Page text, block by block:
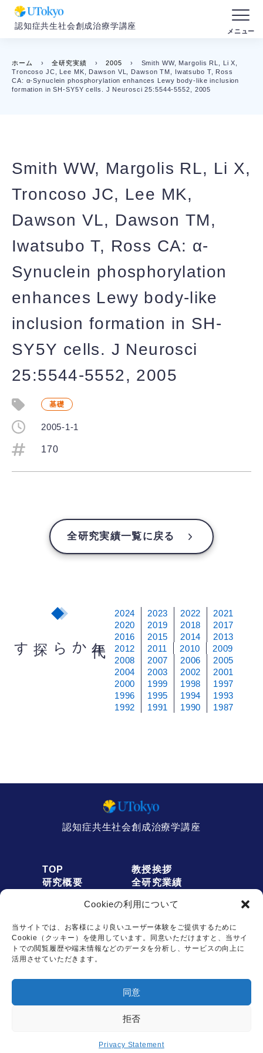
Cookieの利用について
当サイトでは、お客様により良いユーザー体験をご提供するために
Cookie（クッキー）を使用しています。同意いただけますと、当サイ
トでの閲覧履歴や端末情報などのデータを分析し、サービスの向上に
活用させていただきます。
同意
拒否
Privacy Statement
認知症共生社会創成治療学講座
ホーム › 全研究実績 › 2005 ›
Smith WW, Margolis RL, Li X,
Troncoso JC, Lee MK, Dawson VL, Dawson TM, Iwatsubo T, Ross
CA: α-Synuclein phosphorylation enhances Lewy body-like inclusion
formation in SH-SY5Y cells. J Neurosci 25:5544-5552, 2005
Smith WW, Margolis RL, Li X,
Troncoso JC, Lee MK,
Dawson VL, Dawson TM,
Iwatsubo T, Ross CA: α-
Synuclein phosphorylation
enhances Lewy body-like
inclusion formation in SH-
SY5Y cells. J Neurosci
25:5544-5552, 2005
基礎
2005-1-1
170
全研究実績一覧に戻る
から探す
2024 2023 2022
2021
2020
2019 2018
2017
2016
2015 2014
2013
2012
2011 2010
2009
2008
2007 2006
2005
2004
2003 2002
2001
2000
1999 1998
1997
1996
1995 1994
1993
1992
1991 1990 1987
認知症共生社会創成治療学講座
TOP
教授挨拶
研究概要
全研究業績
リンク
お問い合わせは
こちらから
Copyright © Dementia Inclusion and Therapeutics. All rights reserved.